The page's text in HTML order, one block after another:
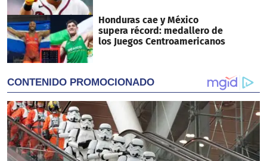
Honduras cae y México
supera récord: medallero de
los Juegos Centroamericanos